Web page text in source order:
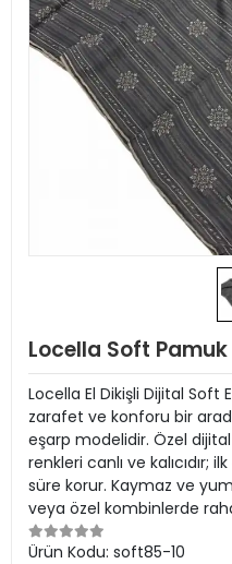
Locella Soft
Locella El Dikişli Dijital Soft
zarafet ve konforu bir
eşarp modelidir. Özel
renkleri canlı ve kalıcıdır;
süre korur. Kaymaz ve
veya özel kombinlerde
Ürün Kodu: soft85-10